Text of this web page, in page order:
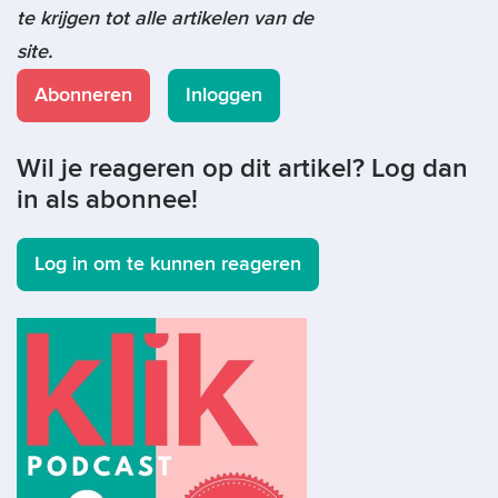
te krijgen tot alle artikelen van de
site.
Abonneren
Inloggen
Wil je reageren op dit artikel? Log dan
in als abonnee!
Log in om te kunnen reageren